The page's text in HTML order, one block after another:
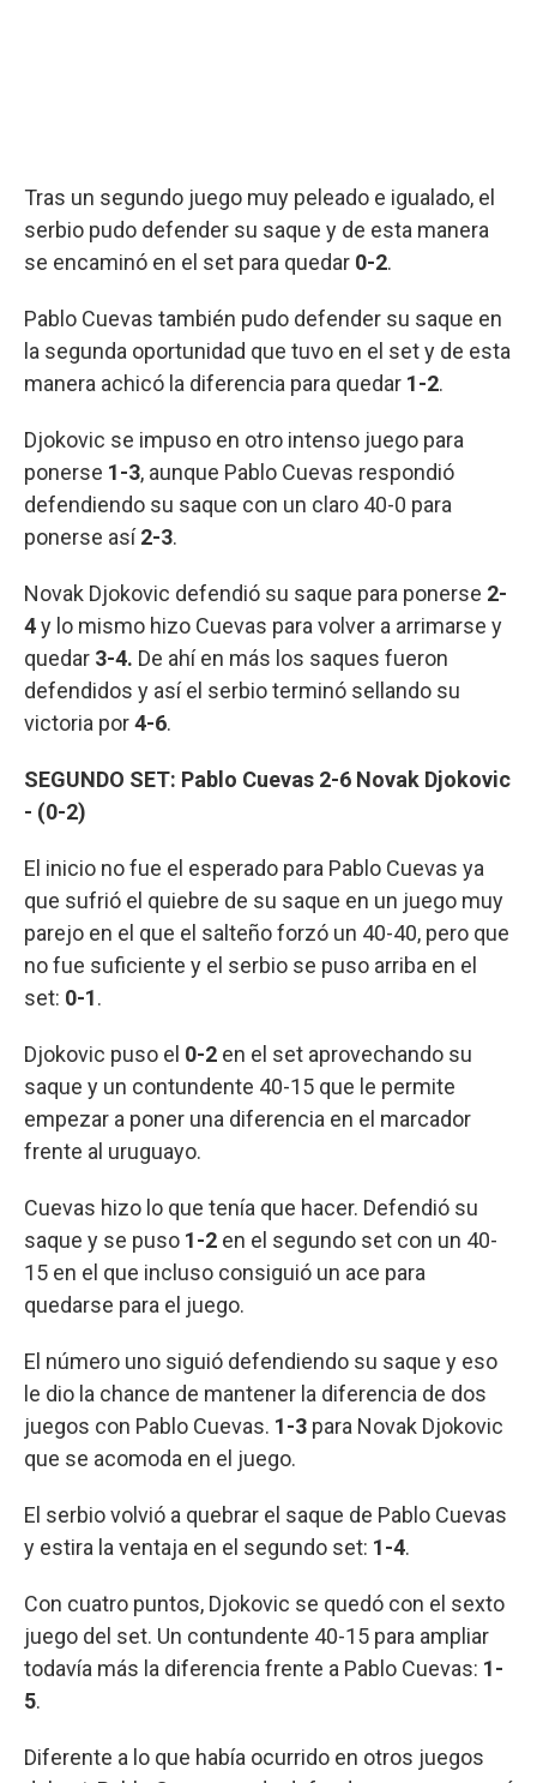
Tras un segundo juego muy peleado e igualado, el
serbio pudo defender su saque y de esta manera
se encaminó en el set para quedar 0-2.
Pablo Cuevas también pudo defender su saque en
la segunda oportunidad que tuvo en el set y de esta
manera achicó la diferencia para quedar 1-2.
Djokovic se impuso en otro intenso juego para
ponerse 1-3, aunque Pablo Cuevas respondió
defendiendo su saque con un claro 40-0 para
ponerse así2-3.
Novak Djokovic defendió su saque para ponerse 2-
4y lo mismo hizo Cuevas para volver a arrimarse y
quedar 3-4. De ahí en más los saques fueron
defendidos y así el serbio terminó sellando su
victoria por4-6.
SEGUNDO SET: Pablo Cuevas 2-6 Novak Djokovic
- (0-2)
El inicio no fue el esperado para Pablo Cuevas ya
que sufrió el quiebre de su saque en un juego muy
parejo en el que el salteño forzó un 40-40, pero que
no fue suficiente y el serbio se puso arriba en el
set: 0-1.
Djokovic puso el 0-2 en el set aprovechando su
saque y un contundente 40-15 que le permite
empezar a poner una diferencia en el marcador
frente al uruguayo.
Cuevas hizo lo que tenía que hacer. Defendió su
saque y se puso 1-2 en el segundo set con un 40-
15 en el que incluso consiguió un ace para
quedarse para el juego.
El número uno siguió defendiendo su saque y eso
le dio la chance de mantener la diferencia de dos
juegos con Pablo Cuevas. 1-3 para Novak Djokovic
que se acomoda en el juego.
El serbio volvió a quebrar el saque de Pablo Cuevas
y estira la ventaja en el segundo set: 1-4.
Con cuatro puntos, Djokovic se quedó con el sexto
juego del set. Un contundente 40-15 para ampliar
todavía más la diferencia frente a Pablo Cuevas: 1-
5.
Diferente a lo que había ocurrido en otros juegos